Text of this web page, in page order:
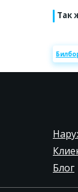
Так
Блог